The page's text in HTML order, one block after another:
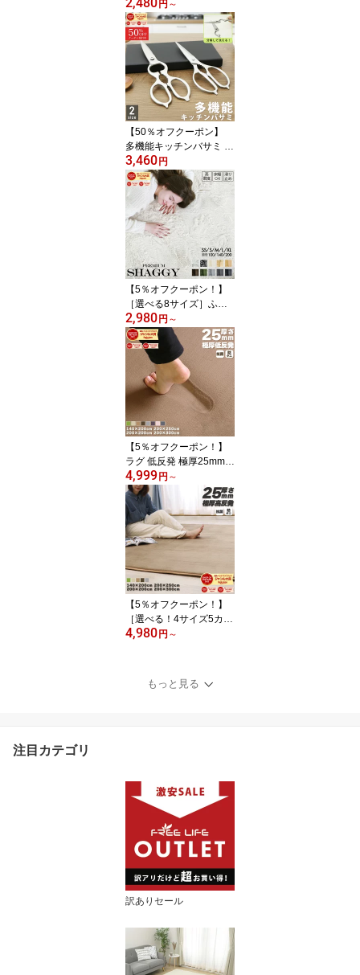
グ ラグマット キルト オ
ールシーズン 抗菌 防ダ
ニ 北欧 洗える 無地 ホッ
トカーペット ノンホルム
おしゃれ ぽこぽこ 春 夏
用
円 ～
【50％オフクーポン】
多機能キッチンバサミ キ
ッチンバサミ 分解できる
オールステンレス 食洗器
対応 化粧箱付き はさみ
栓抜き 缶開け 殻割り オ
ープナー ギフト 料理ハ
サミ 軽量
3,460円
【5％オフクーポン！】
［選べる8サイズ］ふわ
ふわ シャギーラグ 100×
140cm 140×200cm 200×
200cm 200×250cm 200×
300cm 直径100cm 直径1
40cm 直径200cm ラグ ラ
グマット 北欧 カーペッ
ト ラグ 春 夏 おしゃれ ラ
ビットファー
2,980円 ～
【5％オフクーポン！】
ラグ 低反発 極厚25mm 1
40×200cm 200×200cm 2
00×250cm 200×300cm
厚手 滑り止め ラグマッ
ト マット カーペット ホ
ットカーペット対応 リビ
ング 春 夏 おしゃれ 北欧
4,999円 ～
【5％オフクーポン！】
［選べる！4サイズ5カラ
ー］ ラグ 高反発 極厚25
0cm ラグ 厚手 滑り止め
ラグマット カーペット 3
4,980円 ～
もっと見る
注目カテゴリ
訳ありセール